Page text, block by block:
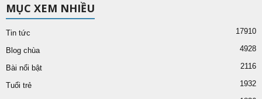
MỤC XEM NHIỀU
Tin tức 17910
Blog chùa 4928
Bài nổi bật 2116
Tuổi trẻ 1932